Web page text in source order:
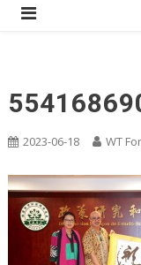
2023-06-18 WT